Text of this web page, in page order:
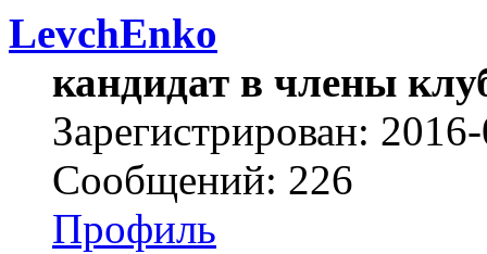
LevchEnko
кандидат в члены
Зарегистрирован:
Сообщений: 226
Профиль